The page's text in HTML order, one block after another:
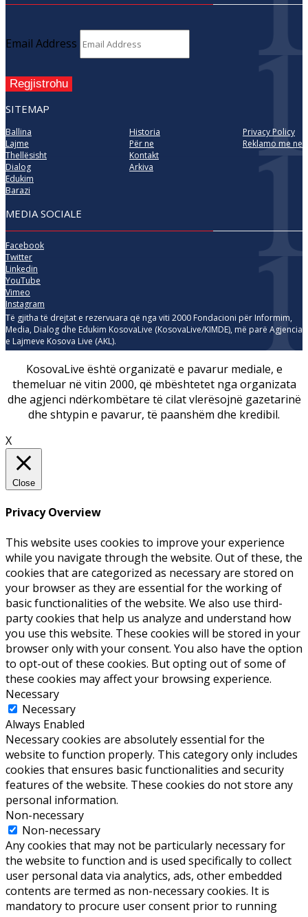
Email Address
Regjistrohu
SITEMAP
Ballina
Lajme
Thellësisht
Dialog
Edukim
Barazi
Historia
Për ne
Kontakt
Arkiva
Privacy Policy
Reklamo me ne
MEDIA SOCIALE
Facebook
Twitter
Linkedin
YouTube
Vimeo
Instagram
Të gjitha të drejtat e rezervuara që nga viti 2000 Fondacioni për Informim,
Media, Dialog dhe Edukim KosovaLive (KosovaLive/KIMDE), më parë Agjencia
e Lajmeve Kosova Live (AKL).
KosovaLive është organizatë e pavarur mediale, e
themeluar në vitin 2000, që mbështetet nga organizata
dhe agjenci ndërkombëtare të cilat vlerësojnë gazetarinë
dhe shtypin e pavarur, të paanshëm dhe kredibil.
X
Close
Privacy Overview
This website uses cookies to improve your experience
while you navigate through the website. Out of these, the
cookies that are categorized as necessary are stored on
your browser as they are essential for the working of
basic functionalities of the website. We also use third-
party cookies that help us analyze and understand how
you use this website. These cookies will be stored in your
browser only with your consent. You also have the option
to opt-out of these cookies. But opting out of some of
these cookies may affect your browsing experience.
Necessary
Necessary
Always Enabled
Necessary cookies are absolutely essential for the
website to function properly. This category only includes
cookies that ensures basic functionalities and security
features of the website. These cookies do not store any
personal information.
Non-necessary
Non-necessary
Any cookies that may not be particularly necessary for
the website to function and is used specifically to collect
user personal data via analytics, ads, other embedded
contents are termed as non-necessary cookies. It is
mandatory to procure user consent prior to running